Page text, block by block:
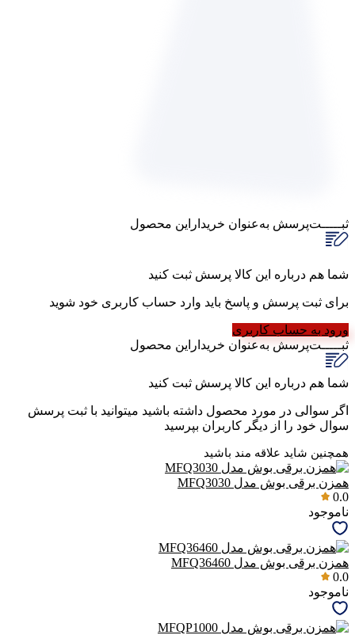
ثبـــــت‌پرسش به‌عنوان ‌خریدار‌این‌ محصول
شما هم درباره این کالا پرسش ثبت کنید
برای ثبت پرسش و پاسخ باید وارد حساب کاربری خود شوید
ورود به حساب کاربری
ثبـــــت‌پرسشبه‌عنوان ‌خریدار‌این‌ محصول
شما هم درباره این کالا پرسش ثبت کنید
اگر سوالی در مورد محصول داشته باشید میتوانید با ثبت پرسش
سوال خود را از دیگر کاربران بپرسید
همچنین شاید علاقه مند باشید
همزن برقی بوش مدل MFQ3030
0.0
ناموجود
همزن برقی بوش مدل MFQ36460
0.0
ناموجود